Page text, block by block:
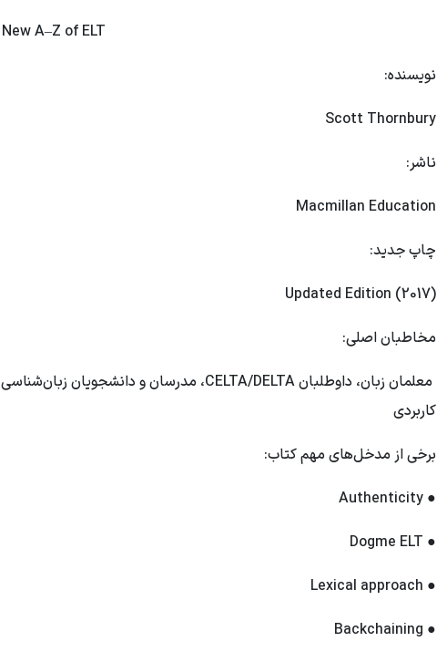
A–Z of ELT
نویسنده:
Scott Thornbury
ناشر:
Macmillan Education
چاپ جدید:
Updated Edition (2017)
مخاطبان اصلی:
معلمان زبان، داوطلبان CELTA/DELTA، مدرسان و دانشجویان زبان‌شناسی
کاربردی
برخی از مدخل‌های مهم کتاب:
● Authenticity
● Dogme ELT
● Lexical approach
● Backchaining